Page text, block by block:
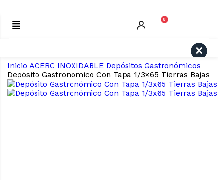
0
Inicio ACERO INOXIDABLE Depósitos Gastronómicos
Depósito Gastronómico Con Tapa 1/3×65 Tierras Bajas